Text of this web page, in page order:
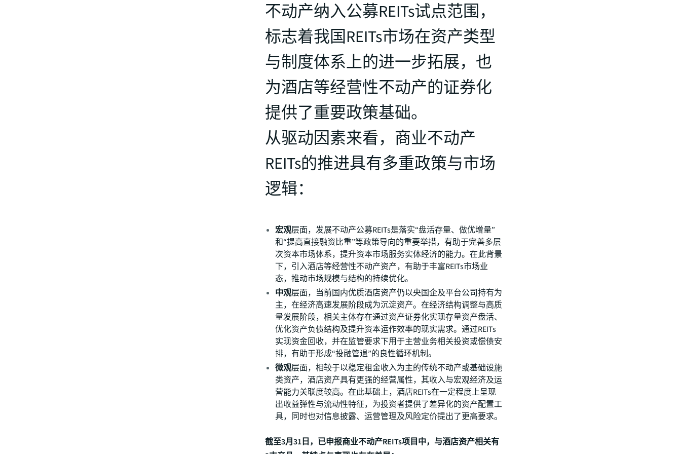
不动产纳入公募REITs试点范围，
标志着我国REITs市场在资产类型
与制度体系上的进一步拓展，也
为酒店等经营性不动产的证券化
提供了重要政策基础。
从驱动因素来看，商业不动产
REITs的推进具有多重政策与市场
逻辑：
宏观层面，发展不动产公募REITs是落实“盘活存量、做优增量”
和“提高直接融资比重”等政策导向的重要举措，有助于完善多层
次资本市场体系，提升资本市场服务实体经济的能力。在此背景
下，引入酒店等经营性不动产资产，有助于丰富REITs市场业
态，推动市场规模与结构的持续优化。
中观层面，当前国内优质酒店资产仍以央国企及平台公司持有为
主，在经济高速发展阶段成为沉淀资产。在经济结构调整与高质
量发展阶段，相关主体存在通过资产证券化实现存量资产盘活、
优化资产负债结构及提升资本运作效率的现实需求。通过REITs
实现资金回收，并在监管要求下用于主营业务相关投资或偿债安
排，有助于形成“投融管退”的良性循环机制。
微观层面，相较于以稳定租金收入为主的传统不动产或基础设施
类资产，酒店资产具有更强的经营属性，其收入与宏观经济及运
营能力关联度较高。在此基础上，酒店REITs在一定程度上呈现
出收益弹性与流动性特征，为投资者提供了差异化的资产配置工
具，同时也对信息披露、运营管理及风险定价提出了更高要求。
截至3月31日，已申报商业不动产REITs项目中，与酒店资产相关有